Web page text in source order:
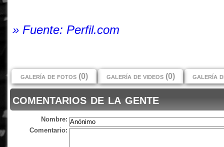
» Fuente: Perfil.com
galería de fotos (0) galería de videos (0) galería
comentarios de la gente
Nombre:
Comentario: